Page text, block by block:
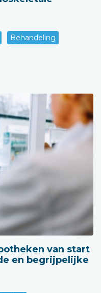
Behandeling
van start
en begrijpelijke